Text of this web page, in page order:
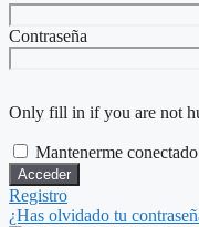
Contraseña
Only fill in if you are not
Mantenerme conectado
Registro
¿Has olvidado tu